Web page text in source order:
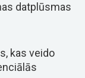
datplūsmas
kas veido